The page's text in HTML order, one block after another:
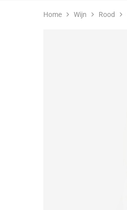
Home Wijn Rood